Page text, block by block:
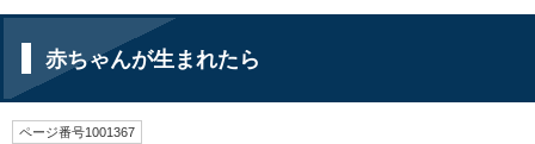
赤ちゃんが生まれたら
ページ番号1001367